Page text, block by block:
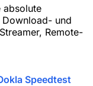
absolute
und
Remote-
Speedtest